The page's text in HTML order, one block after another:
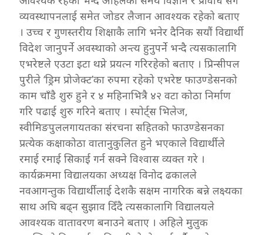
व्यवस्थापनलाई समेत जोडर लैजान आवश्यक रहेको बताए
। उच्च र गुणस्तरीय शिक्षाकै लागि भनेर दैनिक सयौं विद्यार्थी
विदेश जानुपर्ने अवस्थाको अन्त्य हुनुपर्ने भन्दै त्यसकालागि
एभरेष्टले एउटा इटा थप्ने प्रयत्न गरिरहेको बताए । प्रिन्सीपल
पुरीले ‘ड्रिम प्रोजेक्ट’का रुपमा रहेको एभरेष्ट फाउण्डेसनको
काम चाँडै शुरु हुने र ४ महिनाभित्रै ४२ वटा कोठा निर्माण
गरि पढाई शुरु गरिने बताए । स्पोर्ट्स भिलेज,
स्वीमिङपुललगायतका संरचना सहितको फाउण्डेसनका
प्रत्येक कक्षाकोठा वातानुकुलित हुने भएकाले विद्यार्थीले
रमाई रमाई सिकाई गर्न सक्ने विश्वास व्यक्त गरे ।
कार्यक्रममा विद्यालयका अध्यक्ष विनोद ढकालले
नवआगन्तुक विद्यार्थीलाई देशकै सक्षम नागरिक बन्ने लक्ष्यका
साथ अघि बढ्न सुझाव दिँदै त्यसकालागि विद्यालयले
आवश्यक वातावरण बनाउने बताए । अहिले मुलुक